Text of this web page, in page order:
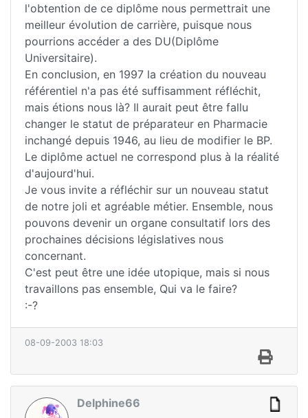
l'obtention de ce diplôme nous permettrait une
meilleur évolution de carrière, puisque nous
pourrions accéder a des DU(Diplôme
Universitaire).
En conclusion, en 1997 la création du nouveau
référentiel n'a pas été suffisamment réfléchit,
mais étions nous là? Il aurait peut être fallu
changer le statut de préparateur en Pharmacie
inchangé depuis 1946, au lieu de modifier le BP.
Le diplôme actuel ne correspond plus à la réalité
d'aujourd'hui.
Je vous invite a réfléchir sur un nouveau statut
de notre joli et agréable métier. Ensemble, nous
pouvons devenir un organe consultatif lors des
prochaines décisions législatives nous
concernant.
C'est peut être une idée utopique, mais si nous
travaillons pas ensemble, Qui va le faire?
:-?
08-09-2003 18:03
Delphine66